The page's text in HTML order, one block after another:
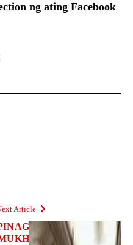
ng ating Facebook
Article